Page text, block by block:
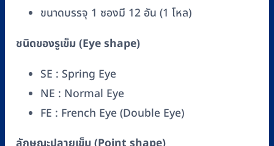
ขนาดบรรจุ 1 ซองมี 12 อัน (1 โหล)
ชนิดของรูเข็ม (Eye shape)
SE : Spring Eye
NE : Normal Eye
FE : French Eye (Double Eye)